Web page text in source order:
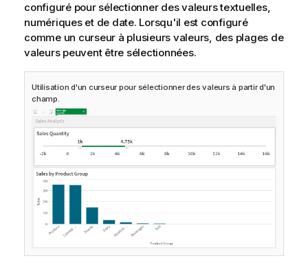
configuré pour sélectionner des valeurs textuelles,
numériques et de date. Lorsqu'il est configuré
comme un curseur à plusieurs valeurs, des plages de
valeurs peuvent être sélectionnées.
Utilisation d'un curseur pour sélectionner des valeurs à partir d'un
champ.